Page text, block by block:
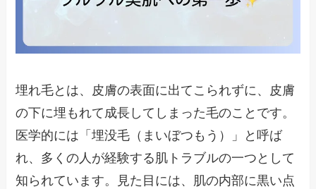
埋れ毛とは、皮膚の表面に出てこられずに、皮膚
の下に埋もれて成長してしまった毛のことです。
医学的には「埋没毛（まいぼつもう）」と呼ば
れ、多くの人が経験する肌トラブルの一つとして
知られています。見た目には、肌の内部に黒い点